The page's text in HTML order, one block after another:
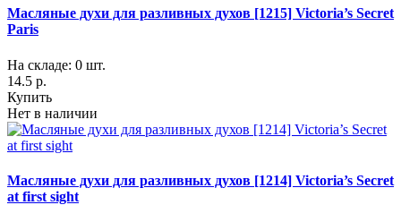
Масляные духи для разливных духов [1215] Victoria’s Secret
Paris
На складе: 0 шт.
14.5 р.
Купить
Нет в наличии
Масляные духи для разливных духов [1214] Victoria’s Secret
at first sight